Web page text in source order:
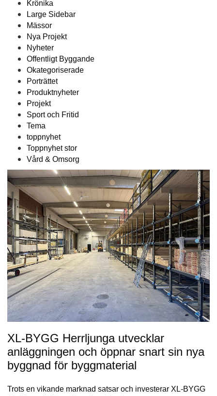
Krönika
Large Sidebar
Mässor
Nya Projekt
Nyheter
Offentligt Byggande
Okategoriserade
Porträttet
Produktnyheter
Projekt
Sport och Fritid
Tema
toppnyhet
Toppnyhet stor
Vård & Omsorg
XL-BYGG Herrljunga utvecklar
anläggningen och öppnar snart sin nya
byggnad för byggmaterial
Trots en vikande marknad satsar och investerar XL-BYGG